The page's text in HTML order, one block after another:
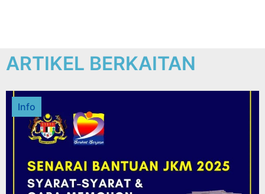
ARTIKEL BERKAITAN
Info